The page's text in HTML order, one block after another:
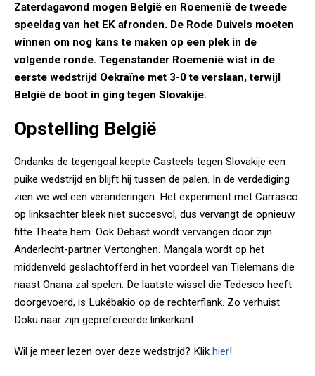
Zaterdagavond mogen België en Roemenië de tweede
speeldag van het EK afronden. De Rode Duivels moeten
winnen om nog kans te maken op een plek in de
volgende ronde. Tegenstander Roemenië wist in de
eerste wedstrijd Oekraïne met 3-0 te verslaan, terwijl
België de boot in ging tegen Slovakije.
Opstelling België
Ondanks de tegengoal keepte Casteels tegen Slovakije een
puike wedstrijd en blijft hij tussen de palen. In de verdediging
zien we wel een veranderingen. Het experiment met Carrasco
op linksachter bleek niet succesvol, dus vervangt de opnieuw
fitte Theate hem. Ook Debast wordt vervangen door zijn
Anderlecht-partner Vertonghen. Mangala wordt op het
middenveld geslachtofferd in het voordeel van Tielemans die
naast Onana zal spelen. De laatste wissel die Tedesco heeft
doorgevoerd, is Lukébakio op de rechterflank. Zo verhuist
Doku naar zijn geprefereerde linkerkant.
Wil je meer lezen over deze wedstrijd? Klik hier!